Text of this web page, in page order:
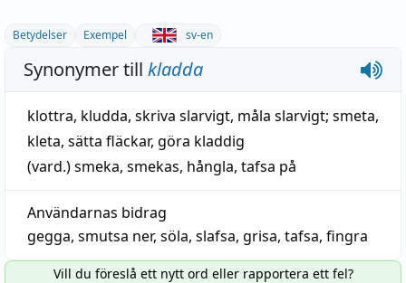
Betydelser Exempel sv-en
Synonymer till kladda
klottra, kludda, skriva slarvigt, måla slarvigt; smeta,
kleta, sätta fläckar, göra kladdig
(vard.)smeka, smekas, hångla, tafsa på
Användarnas bidrag
gegga, smutsa ner, söla, slafsa, grisa, tafsa, fingra
Vill du föreslå ett nytt ord eller rapportera ett fel?